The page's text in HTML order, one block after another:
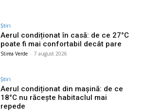
Știri
Aerul condiționat în casă: de ce 27°C
poate fi mai confortabil decât pare
Stirea Verde - 7 august 2026
Știri
Aerul condiționat din mașină: de ce
18°C nu răcește habitaclul mai
repede